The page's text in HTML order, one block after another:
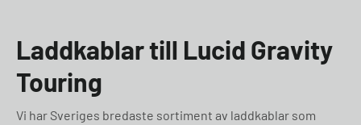
Laddkablar till Lucid Gravity
Touring
Vi har Sveriges bredaste sortiment av laddkablar som